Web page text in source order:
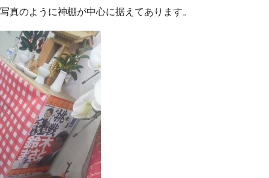
写真のように神棚が中心に据えてあります。